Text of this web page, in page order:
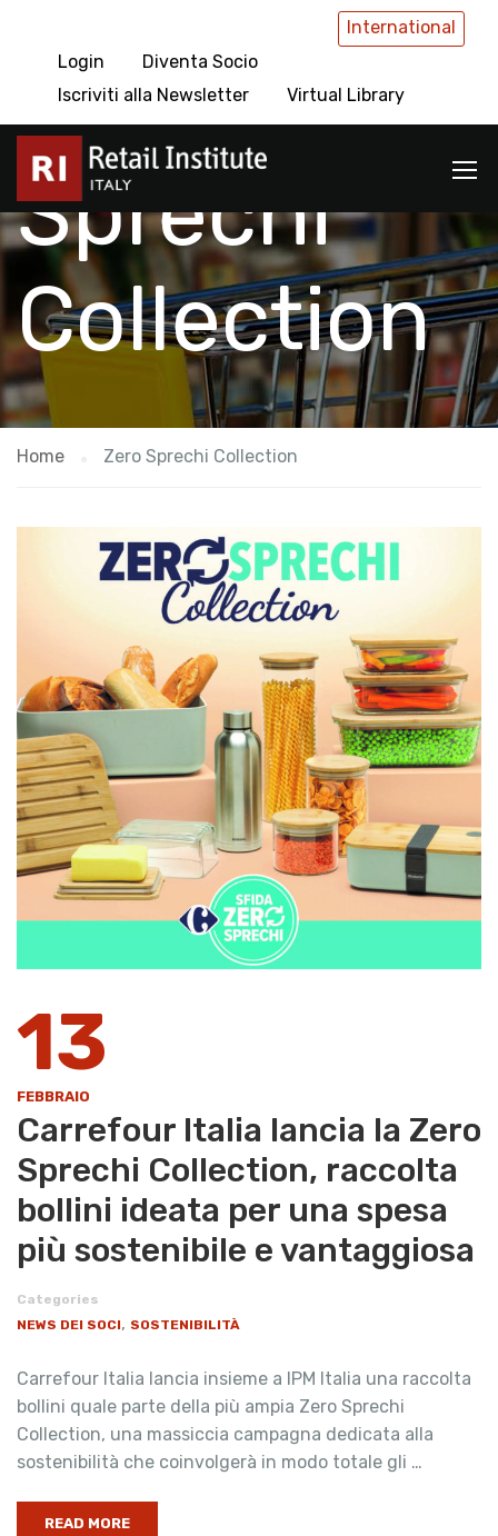
International
Login
Diventa Socio
Iscriviti alla Newsletter
Virtual Library
Zero
Sprechi
Collection
Home Zero Sprechi Collection
13
FEBBRAIO
Carrefour Italia lancia la Zero
Sprechi Collection, raccolta
bollini ideata per una spesa
più sostenibile e vantaggiosa
Categories
NEWS DEI SOCI, SOSTENIBILITÀ
Carrefour Italia lancia insieme a IPM Italia una raccolta
bollini quale parte della più ampia Zero Sprechi
Collection, una massiccia campagna dedicata alla
sostenibilità che coinvolgerà in modo totale gli …
READ MORE